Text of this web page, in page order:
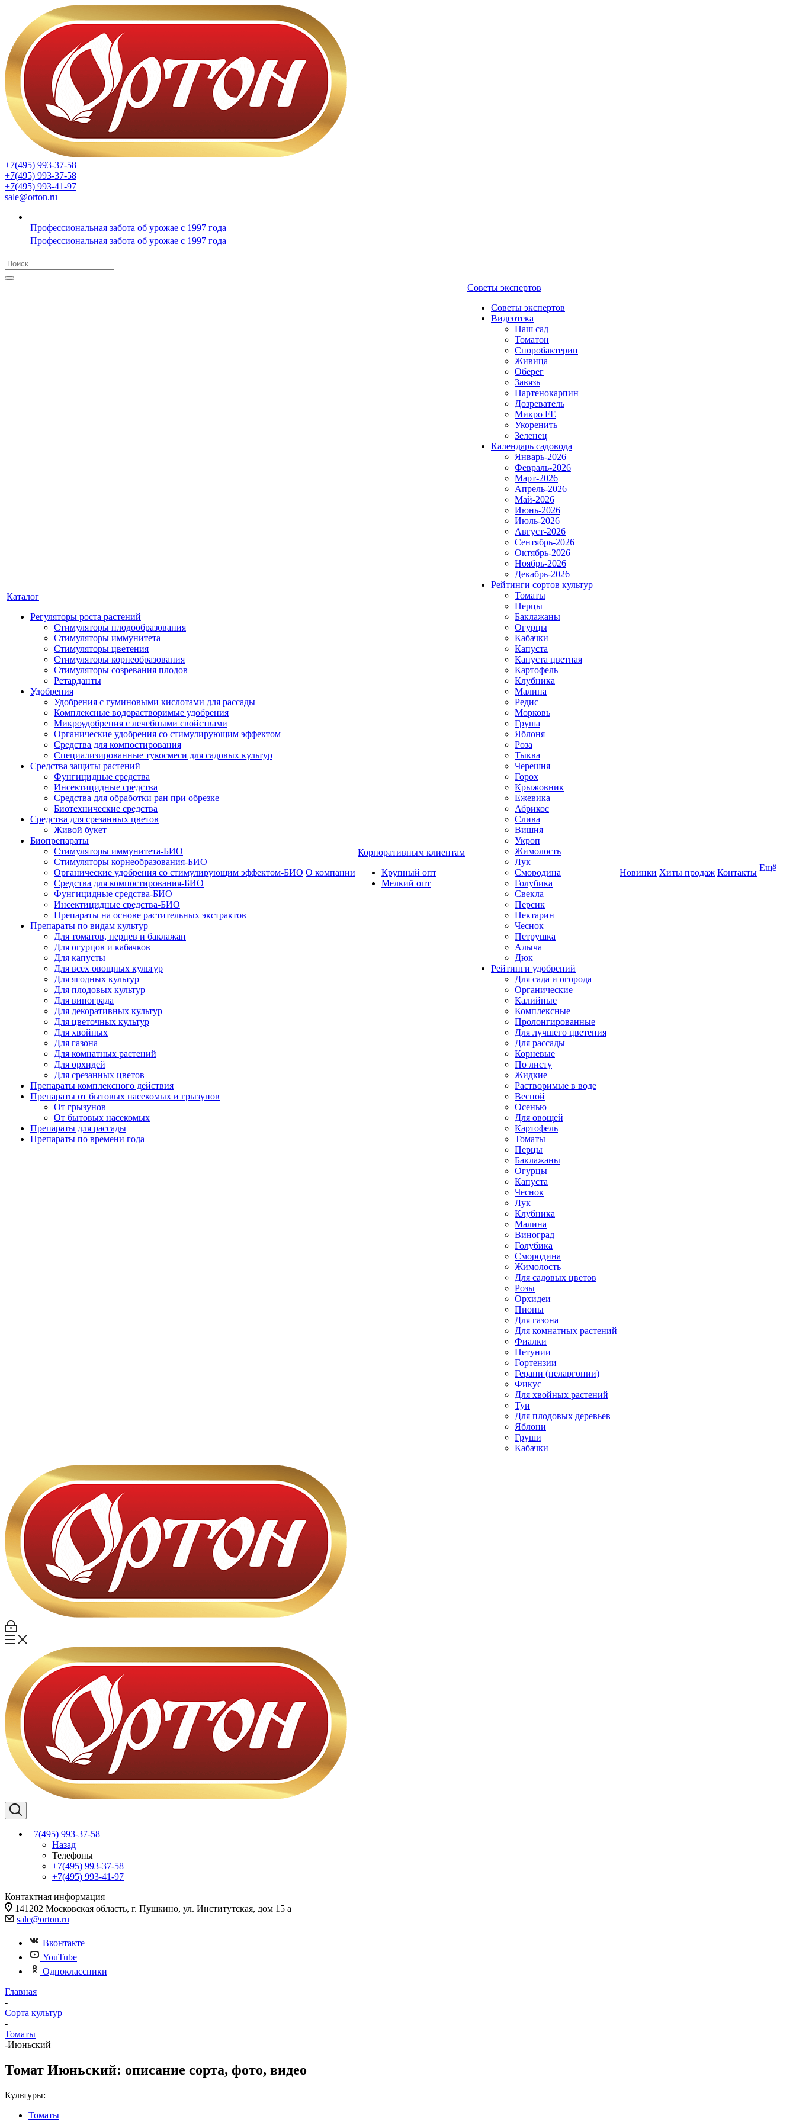
+7(495) 993-37-58
+7(495) 993-37-58
+7(495) 993-41-97
sale@orton.ru
Профессиональная забота об урожае с 1997 года
Профессиональная забота об урожае с 1997 года
Каталог
Регуляторы роста растений
Стимуляторы плодообразования
Стимуляторы иммунитета
Стимуляторы цветения
Стимуляторы корнеобразования
Стимуляторы созревания плодов
Ретарданты
Удобрения
Удобрения с гуминовыми кислотами для рассады
Комплексные водорастворимые удобрения
Микроудобрения с лечебными свойствами
Органические удобрения со стимулирующим эффектом
Средства для компостирования
Специализированные тукосмеси для садовых культур
Средства защиты растений
Фунгицидные средства
Инсектицидные средства
Средства для обработки ран при обрезке
Биотехнические средства
Средства для срезанных цветов
Живой букет
Биопрепараты
Стимуляторы иммунитета-БИО
Стимуляторы корнеобразования-БИО
Органические удобрения со стимулирующим эффектом-БИО
Средства для компостирования-БИО
Фунгицидные средства-БИО
Инсектицидные средства-БИО
Препараты на основе растительных экстрактов
Препараты по видам культур
Для томатов, перцев и баклажан
Для огурцов и кабачков
Для капусты
Для всех овощных культур
Для ягодных культур
Для плодовых культур
Для винограда
Для декоративных культур
Для цветочных культур
Для хвойных
Для газона
Для комнатных растений
Для орхидей
Для срезанных цветов
Препараты комплексного действия
Препараты от бытовых насекомых и грызунов
От грызунов
От бытовых насекомых
Препараты для рассады
Препараты по времени года
О компании
Корпоративным клиентам
Крупный опт
Мелкий опт
Советы экспертов
Советы экспертов
Видеотека
Наш сад
Томатон
Споробактерин
Живица
Оберег
Завязь
Партенокарпин
Дозреватель
Микро FE
Укоренить
Зеленец
Календарь садовода
Январь-2026
Февраль-2026
Март-2026
Апрель-2026
Май-2026
Июнь-2026
Июль-2026
Август-2026
Сентябрь-2026
Октябрь-2026
Ноябрь-2026
Декабрь-2026
Рейтинги сортов культур
Томаты
Перцы
Баклажаны
Огурцы
Кабачки
Капуста
Капуста цветная
Картофель
Клубника
Малина
Редис
Морковь
Груша
Яблоня
Роза
Тыква
Черешня
Горох
Крыжовник
Ежевика
Абрикос
Слива
Вишня
Укроп
Жимолость
Лук
Смородина
Голубика
Свекла
Персик
Нектарин
Чеснок
Петрушка
Алыча
Дюк
Рейтинги удобрений
Для сада и огорода
Органические
Калийные
Комплексные
Пролонгированные
Для лучшего цветения
Для рассады
Корневые
По листу
Жидкие
Растворимые в воде
Весной
Осенью
Для овощей
Картофель
Томаты
Перцы
Баклажаны
Огурцы
Капуста
Чеснок
Лук
Клубника
Малина
Виноград
Голубика
Смородина
Жимолость
Для садовых цветов
Розы
Орхидеи
Пионы
Для газона
Для комнатных растений
Фиалки
Петунии
Гортензии
Герани (пеларгонии)
Фикус
Для хвойных растений
Туи
Для плодовых деревьев
Яблони
Груши
Кабачки
Новинки Хиты продаж Контакты Ещё
+7(495) 993-37-58
Назад
Телефоны
+7(495) 993-37-58
+7(495) 993-41-97
Контактная информация
141202 Московская область, г. Пушкино, ул. Институтская, дом 15 а
sale@orton.ru
Вконтакте
YouTube
Одноклассники
Главная
-
Сорта культур
-
Томаты
-Июньский
Томат Июньский: описание сорта, фото, видео
Культуры:
Томаты